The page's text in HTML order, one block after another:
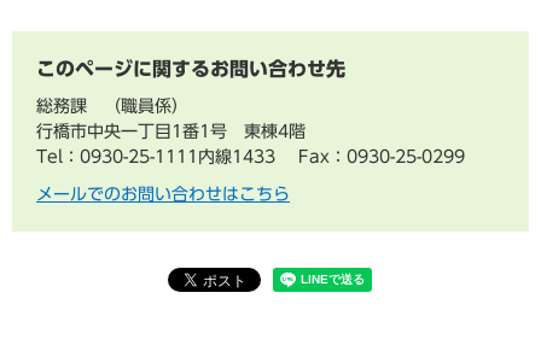
このページに関するお問い合わせ先
総務課
職員係
行橋市中央一丁目1番1号 東棟4階
Tel：0930-25-1111内線1433
Fax：0930-25-0299
メールでのお問い合わせはこちら